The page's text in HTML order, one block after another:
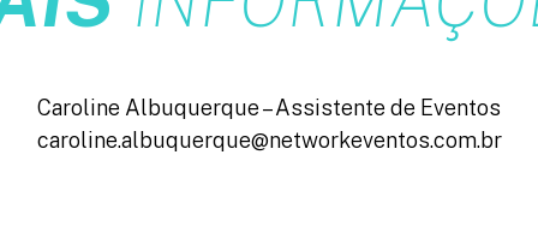
Caroline Albuquerque – Assistente de Eventos
caroline.albuquerque@networkeventos.com.br